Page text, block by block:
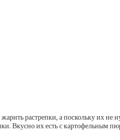
растрепки, а поскольку их не
Вкусно их есть с картофельным